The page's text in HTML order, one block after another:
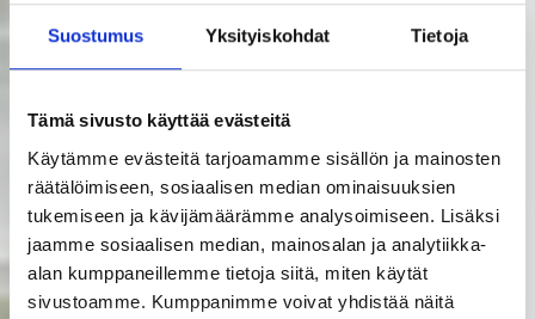
Suostumus Yksityiskohdat Tietoja
Tämä sivusto käyttää evästeitä
Käytämme evästeitä tarjoamamme sisällön ja mainosten
räätälöimiseen, sosiaalisen median ominaisuuksien
tukemiseen ja kävijämäärämme analysoimiseen. Lisäksi
jaamme sosiaalisen median, mainosalan ja analytiikka-
alan kumppaneillemme tietoja siitä, miten käytät
sivustoamme. Kumppanimme voivat yhdistää näitä